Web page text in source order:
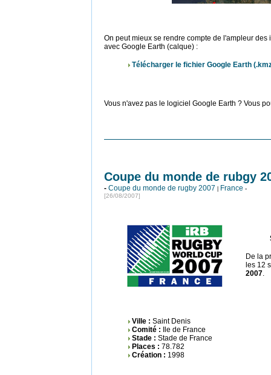
On peut mieux se rendre compte de l'ampleur
avec Google Earth (calque) :
Télécharger le fichier Google Earth
Vous n'avez pas le logiciel Google Earth ? Vous
Coupe du monde de rubgy
- Coupe du monde de rugby 2007 | France -
[26/08/2007]
De la
les 12
2007.
Ville : Saint Denis
Comité : Ile de France
Stade : Stade de France
Places : 78.782
Création : 1998